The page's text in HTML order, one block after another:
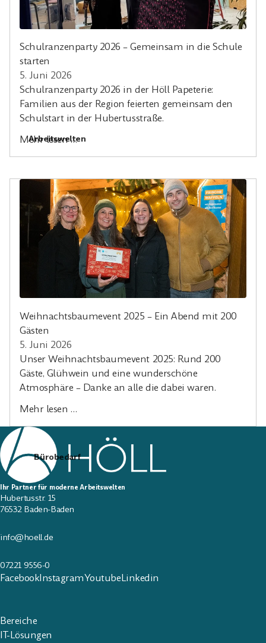
Arbeitswelten
Bürobedarf
Schulranzenparty 2026 – Gemeinsam in die Schule
starten
5. Juni 2026
Schulranzenparty 2026 in der Höll Papeterie:
Familien aus der Region feierten gemeinsam den
Schulstart in der Hubertusstraße.
Mehr lesen …
Weihnachtsbaumevent 2025 – Ein Abend mit 200
Gästen
5. Juni 2026
Unser Weihnachtsbaumevent 2025: Rund 200
Gäste, Glühwein und eine wunderschöne
Atmosphäre – Danke an alle die dabei waren.
Mehr lesen …
Ihr Partner für moderne Arbeitswelten
Hubertusstr. 15
76532 Baden-Baden
info@hoell.de
07221 9556-0
FacebookInstagramYoutubeLinkedin
Bereiche
IT-Lösungen